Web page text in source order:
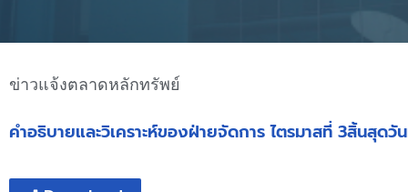
ข่าวแจ้งตลาดหลักทรัพย์
คำอธิบายและวิเคราะห์ของฝ่ายจัดการ ไตรมาสที่ 3สิ้นสุด